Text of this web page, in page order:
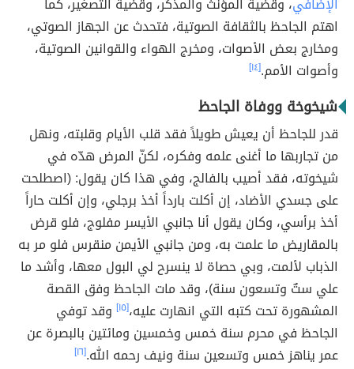
اهتم الجاحظ بالثقافة الصوتية، فتحدث عن الجهاز الصوتي،
ومخارج بعض الأصوات، ومخرج الهواء والقوانين الصوتية،
وأصوات الأمم.[١٤]
شيخوخة ووفاة الجاحظ
قدر للجاحظ أن يعيش طويلاً فقد قلب الأيام وقلبته، ونهل
من تجاربها ما أغنى علمه وفكره، لكنّ المرض هدّه في
شيخوته، فقد أصيب بالفالج، وفي هذا كان يقول: (اصطلحت
على جسدي الأضاد، إن أكلت بارداً أخذ برجلي، وإن أكلت حاراً
أخذ برأسي، وكان يقول أنا جانبي الأيسر مفلوج، فلو قرض
بالمقاريض ما علمت به، ومن جانبي الأيمن منقرس فلو مر به
الذباب لألمت، وبي حصاة لا ينسرح لي البول معها، وأشد ما
علي ستٌ وتسعون سنة)، وقد مات الجاحظ وفق القصة
المشهورة تحت كتبه التي انهارت عليه،[١٥]
وقد توفي
الجاحظ في محرم سنة خمس وخمسين ومائتين بالبصرة عن
عمر يناهز خمس وتسعين سنة ونيف رحمه الله.[١٦]